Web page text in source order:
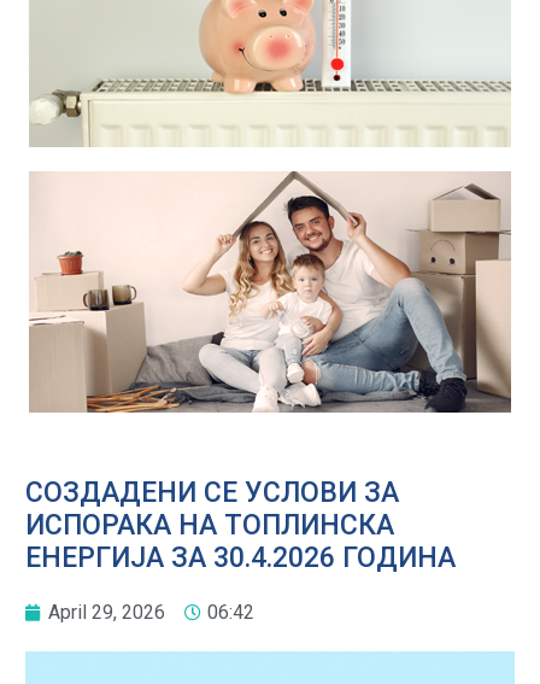
СОЗДАДЕНИ СЕ УСЛОВИ ЗА
ИСПОРАКА НА ТОПЛИНСКА
ЕНЕРГИЈА ЗА 30.4.2026 ГОДИНА
April 29, 2026 06:42